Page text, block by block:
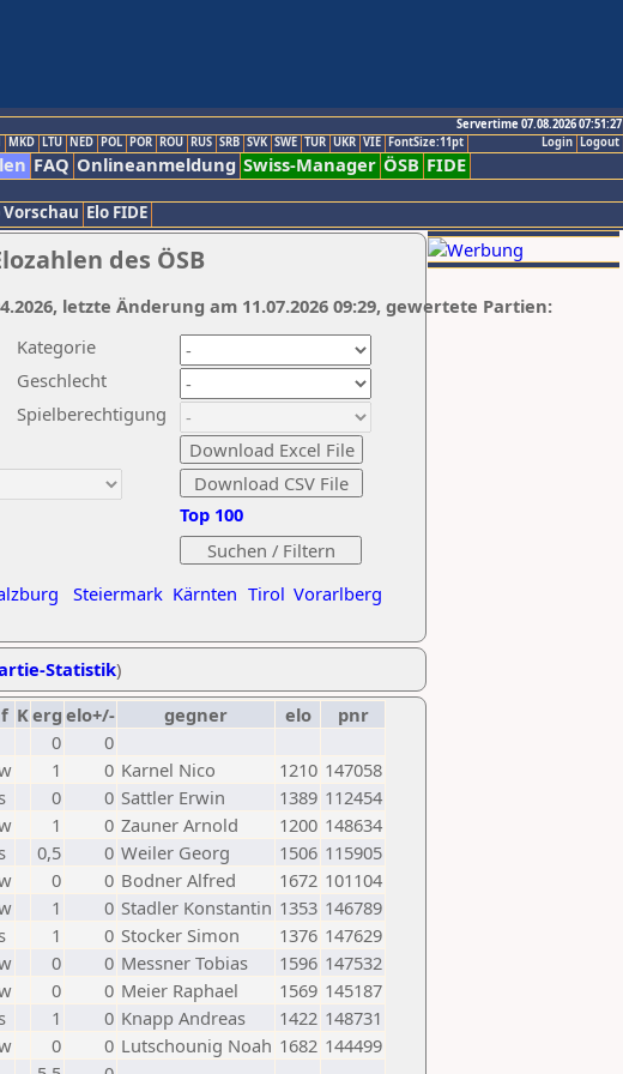
Servertime 07.08.2026 07:51:27
Logout
Login
MKD LTU NED POL POR ROU RUS SRB SVK SWE TUR UKR VIE FontSize:11pt
FAQ Onlineanmeldung Swiss-Manager ÖSB FIDE
Vorschau Elo FIDE
des ÖSB
Kategorie
Geschlecht
Spielberechtigung
Steiermark Kärnten Tirol Vorarlberg
Top 100
letzte Änderung am 11.07.2026 09:29, gewertete Partien:
Statistik)
f Kerg elo+/- gegner elo
pnr
0
0
1 0 Karnel Nico 1210 147058
s 0 0 Sattler Erwin 1389 112454
1 0 Zauner Arnold 1200 148634
s 0,5 0 Weiler Georg 1506 115905
0 0 Bodner Alfred 1672 101104
1 0 Stadler Konstantin 1353 146789
1 0 Stocker Simon 1376 147629
0 0 Messner Tobias 1596 147532
0 0 Meier Raphael 1569 145187
s 1 0 Knapp Andreas 1422 148731
0 0 Lutschounig Noah 1682 144499